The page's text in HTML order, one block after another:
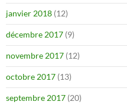
janvier 2018 (12)
décembre 2017 (9)
novembre 2017 (12)
octobre 2017 (13)
septembre 2017 (20)